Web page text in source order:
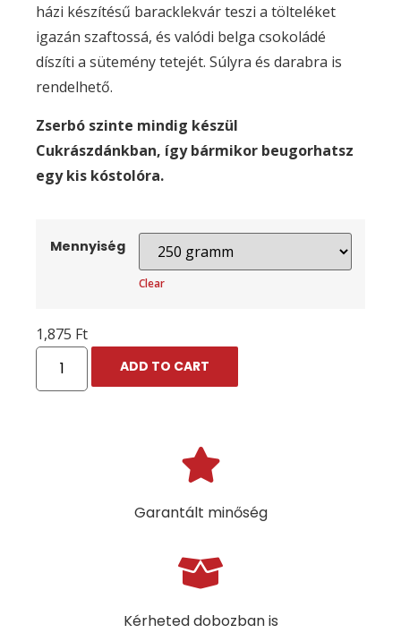
házi készítésű baracklekvár teszi a tölteléket
igazán szaftossá, és valódi belga csokoládé
díszíti a sütemény tetejét. Súlyra és darabra is
rendelhető.
Zserbó szinte mindig készül
Cukrászdánkban, így bármikor beugorhatsz
egy kis kóstolóra.
Mennyiség
Clear
1,875 Ft
ADD TO CART
Garantált minőség
Kérheted dobozban is